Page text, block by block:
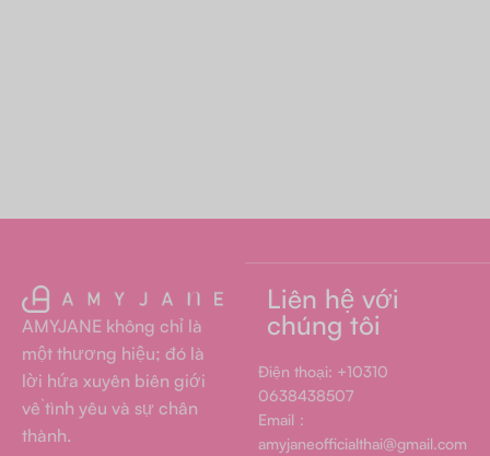
AMYJANE không chỉ là
một thương hiệu; đó là
lời hứa xuyên biên giới
về tình yêu và sự chân
thành.
Liên hệ với
chúng tôi
Điện thoại: +10310
0638438507
Email：
amyjaneofficialthai@gmail.com